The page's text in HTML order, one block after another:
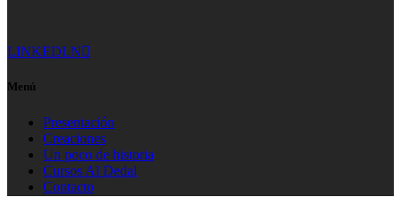
LINKEDLN
Menú
Presentación
Creaciones
Un poco de historia
Cursos Al Dedal
Contacto